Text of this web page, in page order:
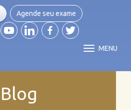
Agende seu exame
MENU
Blog